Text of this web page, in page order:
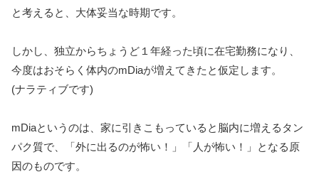
と考えると、大体妥当な時期です。
しかし、独立からちょうど１年経った頃に在宅勤務になり、
今度はおそらく体内のmDiaが増えてきたと仮定します。
(ナラティブです)
mDiaというのは、家に引きこもっていると脳内に増えるタン
パク質で、「外に出るのが怖い！」「人が怖い！」となる原
因のものです。